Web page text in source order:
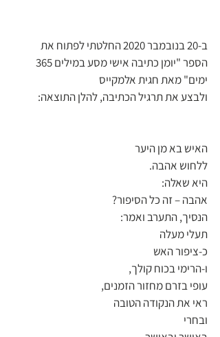
ב-20 בנובמבר 2020 החלטתי לפתוח את
ימים" מאת חגית אלמקייס
ולבצע את תרגיל הכתיבה, להלן התוצאה:
האיש בא מן היער
ללחוש אהבה.
היא שאלה:
אהבה – זה כל הסיפור?
הנסיך, התערב ואמר:
תעלי מעלה
כ-ציפור האש
ו-הרימי בכוח קולך,
עופי בזרם מחזור הזמנים,
ראי את הנקודה הטובה
ובחרי